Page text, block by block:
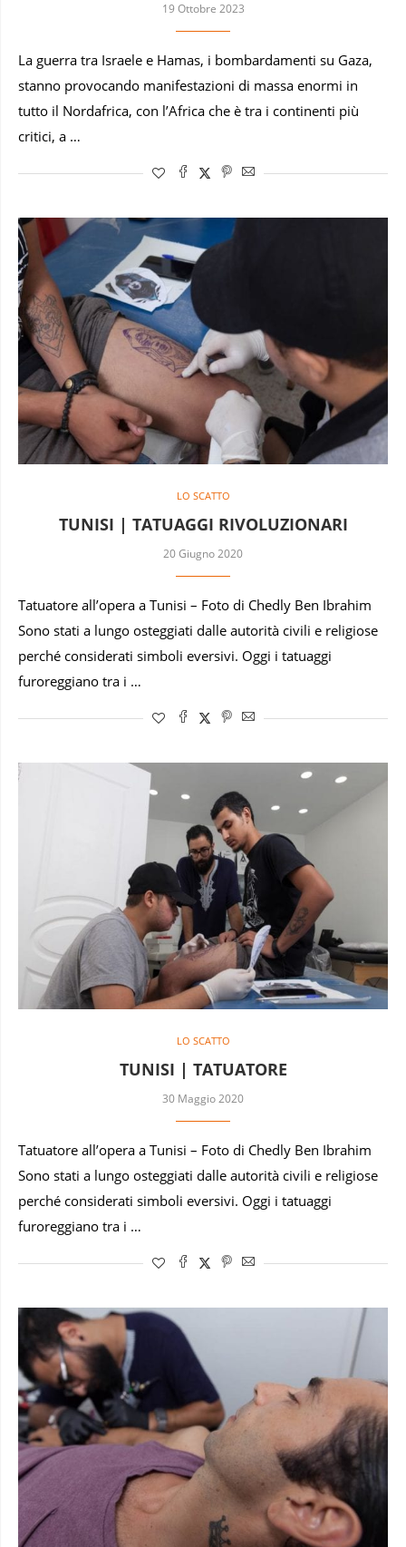
19 Ottobre 2023
La guerra tra Israele e Hamas, i bombardamenti su Gaza,
stanno provocando manifestazioni di massa enormi in
tutto il Nordafrica, con l’Africa che è tra i continenti più
critici, a …
LO SCATTO
TUNISI | TATUAGGI RIVOLUZIONARI
20 Giugno 2020
Tatuatore all’opera a Tunisi – Foto di Chedly Ben Ibrahim
Sono stati a lungo osteggiati dalle autorità civili e religiose
perché considerati simboli eversivi. Oggi i tatuaggi
furoreggiano tra i …
LO SCATTO
TUNISI | TATUATORE
30 Maggio 2020
Tatuatore all’opera a Tunisi – Foto di Chedly Ben Ibrahim
Sono stati a lungo osteggiati dalle autorità civili e religiose
perché considerati simboli eversivi. Oggi i tatuaggi
furoreggiano tra i …